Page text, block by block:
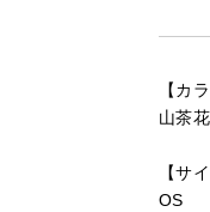
【カ
山茶花
【サ
OS